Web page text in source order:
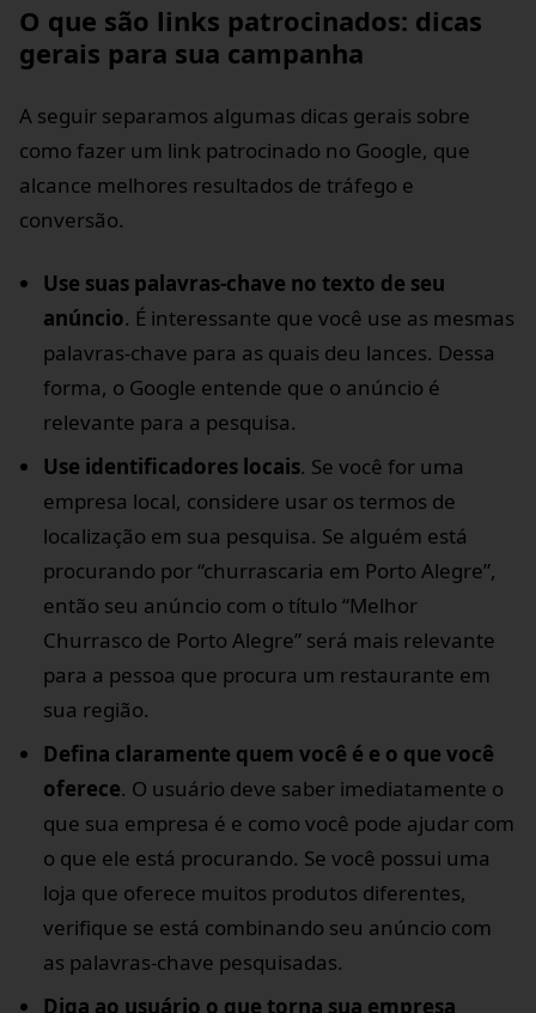
O que são links patrocinados: dicas
gerais para sua campanha
A seguir separamos algumas dicas gerais sobre
como fazer um link patrocinado no Google, que
alcance melhores resultados de tráfego e
conversão.
Use suas palavras-chave no texto de seu
anúncio. É interessante que você use as mesmas
palavras-chave para as quais deu lances. Dessa
forma, o Google entende que o anúncio é
relevante para a pesquisa.
Use identificadores locais. Se você for uma
empresa local, considere usar os termos de
localização em sua pesquisa. Se alguém está
procurando por “churrascaria em Porto Alegre”,
então seu anúncio com o título “Melhor
Churrasco de Porto Alegre” será mais relevante
para a pessoa que procura um restaurante em
sua região.
Defina claramente quem você é e o que você
oferece. O usuário deve saber imediatamente o
que sua empresa é e como você pode ajudar com
o que ele está procurando. Se você possui uma
loja que oferece muitos produtos diferentes,
verifique se está combinando seu anúncio com
as palavras-chave pesquisadas.
Diga ao usuário o que torna sua empresa